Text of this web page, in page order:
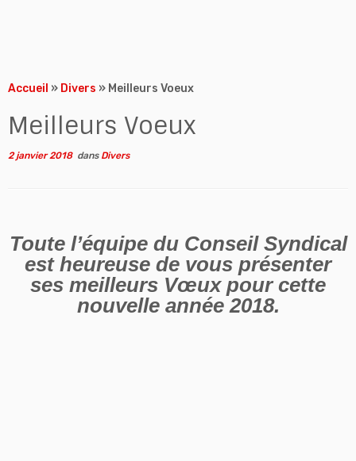
Accueil » Divers » Meilleurs Voeux
Meilleurs Voeux
2 janvier 2018dans Divers
Toute l’équipe du Conseil Syndical
est heureuse de vous présenter
ses meilleurs Vœux pour cette
nouvelle année 2018.